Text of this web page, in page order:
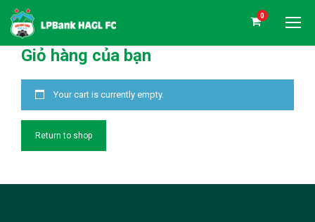
0
Giỏ hàng của bạn
Your cart is currently empty.
Return to shop